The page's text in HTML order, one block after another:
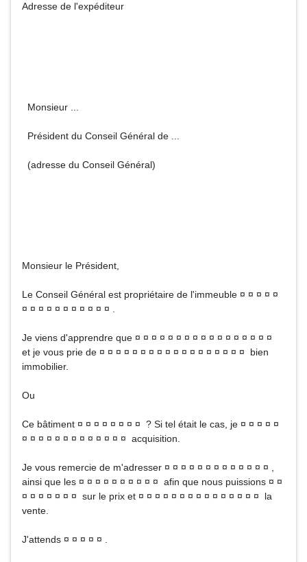
Adresse de l'expéditeur
Monsieur ...
Président du Conseil Général de ...
(adresse du Conseil Général)
Monsieur le Président,
Le Conseil Général est propriétaire de l'immeuble ¤ ¤ ¤ ¤ ¤
¤ ¤ ¤ ¤ ¤ ¤ ¤ ¤ ¤ ¤ ¤ .
Je viens d'apprendre que ¤ ¤ ¤ ¤ ¤ ¤ ¤ ¤ ¤ ¤ ¤ ¤ ¤ ¤ ¤ ¤ ¤
et je vous prie de ¤ ¤ ¤ ¤ ¤ ¤ ¤ ¤ ¤ ¤ ¤ ¤ ¤ ¤ ¤ ¤ ¤ ¤ bien
immobilier.
Ou
Ce bâtiment ¤ ¤ ¤ ¤ ¤ ¤ ¤ ¤ ? Si tel était le cas, je ¤ ¤ ¤ ¤ ¤
¤ ¤ ¤ ¤ ¤ ¤ ¤ ¤ ¤ ¤ ¤ ¤ ¤ acquisition.
Je vous remercie de m'adresser ¤ ¤ ¤ ¤ ¤ ¤ ¤ ¤ ¤ ¤ ¤ ¤ ¤ ,
ainsi que les ¤ ¤ ¤ ¤ ¤ ¤ ¤ ¤ ¤ ¤ afin que nous puissions ¤ ¤
¤ ¤ ¤ ¤ ¤ ¤ ¤ sur le prix et ¤ ¤ ¤ ¤ ¤ ¤ ¤ ¤ ¤ ¤ ¤ ¤ ¤ ¤ ¤ la
vente.
J'attends ¤ ¤ ¤ ¤ ¤ .